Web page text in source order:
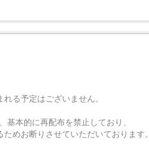
る予定はございません。
基本的に再配布を禁止しており、
めお断りさせていただいております。